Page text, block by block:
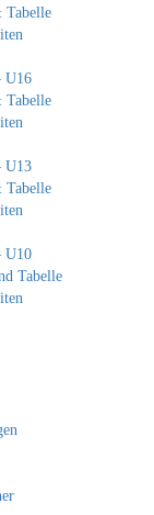
Tabelle
U16
Tabelle
U13
Tabelle
U10
Tabelle